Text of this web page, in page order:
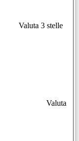
Valuta 3 stelle
Valuta